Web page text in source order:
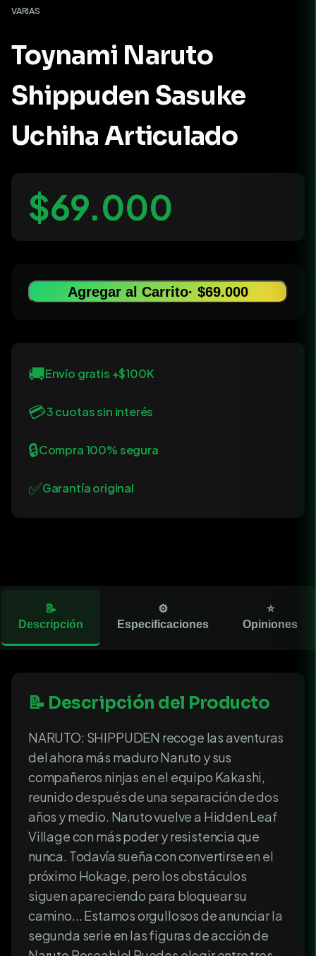
VARIAS
Toynami Naruto
Shippuden Sasuke
Uchiha Articulado
$69.000
Agregar al Carrito· $69.000
🚚Envío gratis +$100K
💳3 cuotas sin interés
🔒Compra 100% segura
✅Garantía original
📝
Descripción
⚙️
Especificaciones
⭐
Opiniones
📝 Descripción del Producto
NARUTO: SHIPPUDEN recoge las aventuras
del ahora más maduro Naruto y sus
compañeros ninjas en el equipo Kakashi,
reunido después de una separación de dos
años y medio. Naruto vuelve a Hidden Leaf
Village con más poder y resistencia que
nunca. Todavía sueña con convertirse en el
próximo Hokage, pero los obstáculos
siguen apareciendo para bloquear su
camino... Estamos orgullosos de anunciar la
segunda serie en las figuras de acción de